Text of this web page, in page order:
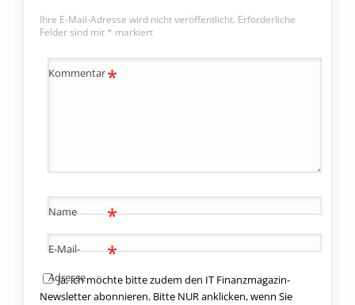
Ihre E-Mail-Adresse wird nicht veröffentlicht. Erforderliche
Felder sind mit * markiert
Kommentar*
Name *
E-Mail-
Adresse
*
Ja, ich möchte bitte zudem den IT Finanzmagazin-
Newsletter abonnieren. Bitte NUR anklicken, wenn Sie